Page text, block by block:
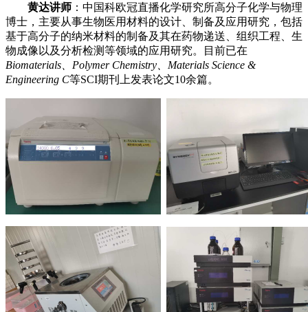
黄达讲师 ：中国科欧冠直播化学研究所高分子化学与物理
博士，主要从事生物医用材料的设计、制备及应用研究，包括
基于高分子的纳米材料的制备及其在药物递送、组织工程、生
物成像以及分析检测等领域的应用研究。目前已在
Biomaterials、Polymer Chemistry、Materials Science &
Engineering C等SCI期刊上发表论文10余篇。